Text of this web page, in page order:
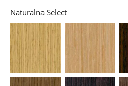
Naturalna Select